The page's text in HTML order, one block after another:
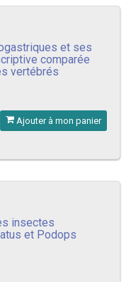
et ses
comparée
vertébrés
Ajouter à mon panier
insectes
et Podops